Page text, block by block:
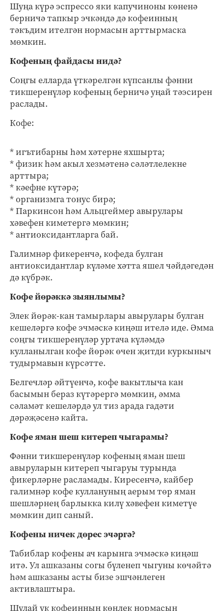
Шуңа күрә эспрессо яки капучиноны көненә
берничә тапкыр эчкәндә дә кофеинның
тәкъдим ителгән нормасын арттырмаска
мөмкин.
Кофеның файдасы нидә?
Соңгы елларда үткәрелгән күпсанлы фәнни
тикшеренүләр кофеның берничә уңай тәэсирен
раслады.
Кофе:
* игътибарны һәм хәтерне яхшырта;
* физик һәм акыл хезмәтенә сәләтлелекне
арттыра;
* кәефне күтәрә;
* организмга тонус бирә;
* Паркинсон һәм Альцгеймер авырулары
хәвефен киметергә мөмкин;
* антиоксидантларга бай.
Галимнәр фикеренчә, кофеда булган
антиоксидантлар күләме хәтта яшел чәйдәгедән
дә күбрәк.
Кофе йөрәккә зыянлымы?
Элек йөрәк-кан тамырлары авырулары булган
кешеләргә кофе эчмәскә киңәш ителә иде. Әмма
соңгы тикшеренүләр уртача күләмдә
кулланылган кофе йөрәк өчен җитди куркыныч
тудырмавын күрсәтте.
Белгечләр әйтүенчә, кофе вакытлыча кан
басымын бераз күтәрергә мөмкин, әмма
сәламәт кешеләрдә ул тиз арада гадәти
дәрәҗәсенә кайта.
Кофе яман шеш китереп чыгарамы?
Фәнни тикшеренүләр кофеның яман шеш
авыруларын китереп чыгаруы турында
фикерләрне расламады. Киресенчә, кайбер
галимнәр кофе куллануның аерым төр яман
шешләрнең барлыкка килү хәвефен киметүе
мөмкин дип саный.
Кофены ничек дөрес эчәргә?
Табиблар кофены ач карынга эчмәскә киңәш
итә. Ул ашказаны согы бүленеп чыгуны көчәйтә
һәм ашказаны асты бизе эшчәнлеген
активлаштыра.
Шулай ук кофеинның көнлек нормасын